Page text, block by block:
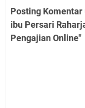
Posting Komentar
ibu Persari
Pengajian Online"